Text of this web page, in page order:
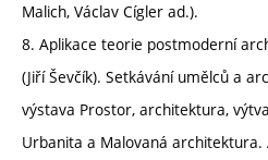
Malich, Václav Cígler ad.).
8. Aplikace teorie postmoderní
(Jiří Ševčík). Setkávání umělců a
výstava Prostor, architektura,
Urbanita a Malovaná